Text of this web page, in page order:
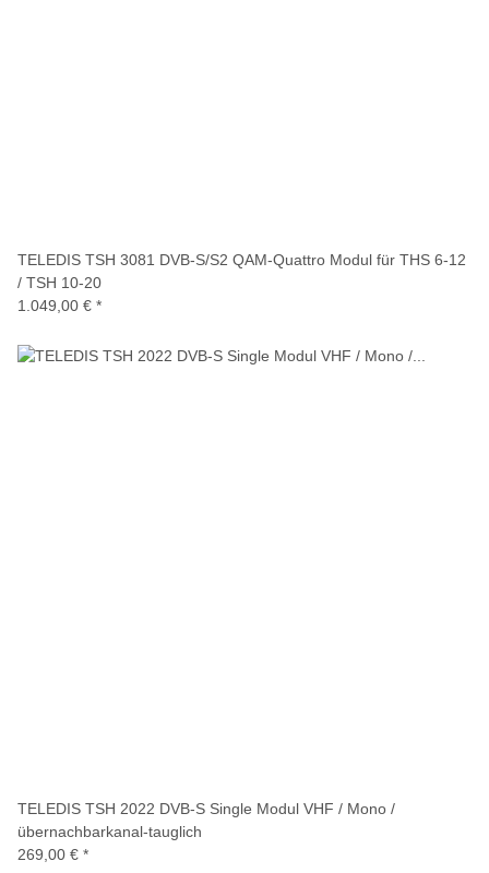
TELEDIS TSH 3081 DVB-S/S2 QAM-Quattro Modul für THS 6-12
/ TSH 10-20
1.049,00 € *
TELEDIS TSH 2022 DVB-S Single Modul VHF / Mono /
übernachbarkanal-tauglich
269,00 € *